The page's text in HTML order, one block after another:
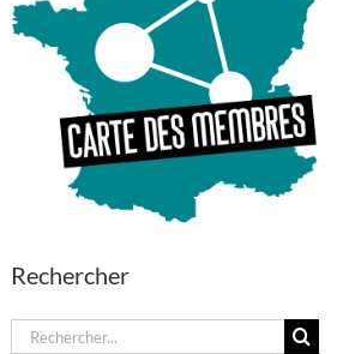
Rechercher
Rechercher: